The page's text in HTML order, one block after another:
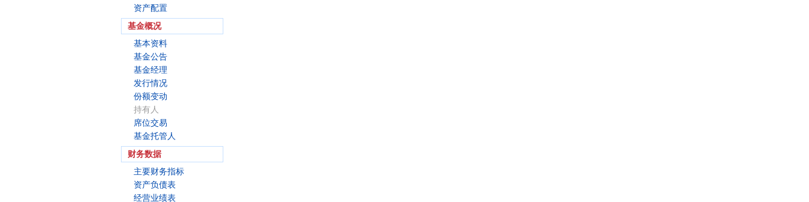
资产配置
基金概况
基本资料
基金公告
基金经理
发行情况
份额变动
持有人
席位交易
基金托管人
财务数据
主要财务指标
资产负债表
经营业绩表